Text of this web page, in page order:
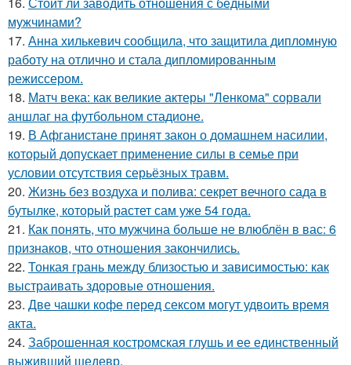
мужчинами?
17. Анна хилькевич сообщила, что защитила дипломную
работу на отлично и стала дипломированным
режиссером.
18. Матч века: как великие актеры "Ленкома" сорвали
аншлаг на футбольном стадионе.
19. В Афганистане принят закон о домашнем насилии,
который допускает применение силы в семье при
условии отсутствия серьёзных травм.
20. Жизнь без воздуха и полива: секрет вечного сада в
бутылке, который растет сам уже 54 года.
21. Как понять, что мужчина больше не влюблён в вас: 6
признаков, что отношения закончились.
22. Тонкая грань между близостью и зависимостью: как
выстраивать здоровые отношения.
23. Две чашки кофе перед сексом могут удвоить время
акта.
24. Заброшенная костромская глушь и ее единственный
выживший шедевр.